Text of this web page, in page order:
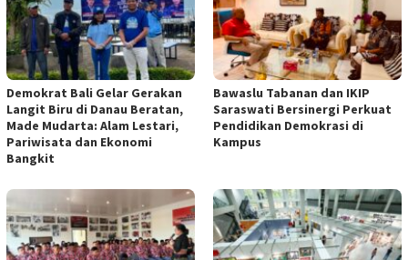
Demokrat Bali Gelar Gerakan
Langit Biru di Danau Beratan,
Made Mudarta: Alam Lestari,
Pariwisata dan Ekonomi
Bangkit
Bawaslu Tabanan dan IKIP
Saraswati Bersinergi Perkuat
Pendidikan Demokrasi di
Kampus